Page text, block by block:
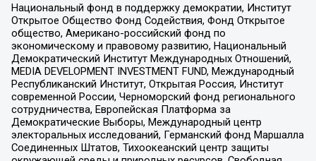
Национальный фонд в поддержку демократии, Институт
Открытое Общество Фонд Содействия, Фонд Открытое
общество, Американо-российский фонд по
экономическому и правовому развитию, Национальный
Демократический Институт Международных Отношений,
MEDIA DEVELOPMENT INVESTMENT FUND, Международный
Республиканский Институт, Открытая Россия, Институт
современной России, Черноморский фонд регионального
сотрудничества, Европейская Платформа за
Демократические Выборы, Международный центр
электоральных исследований, Германский фонд Маршалла
Соединенных Штатов, Тихоокеанский центр защиты